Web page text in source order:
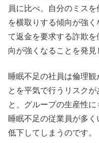
員に比べ、自分のミス
を横取りする傾向が強
て返金を要求する詐欺
向が強くなることを発
睡眠不足の社員は倫理
とを平気で行うリスク
と、グループの生産性
睡眠不足の従業員が多
低下してしまうのです。